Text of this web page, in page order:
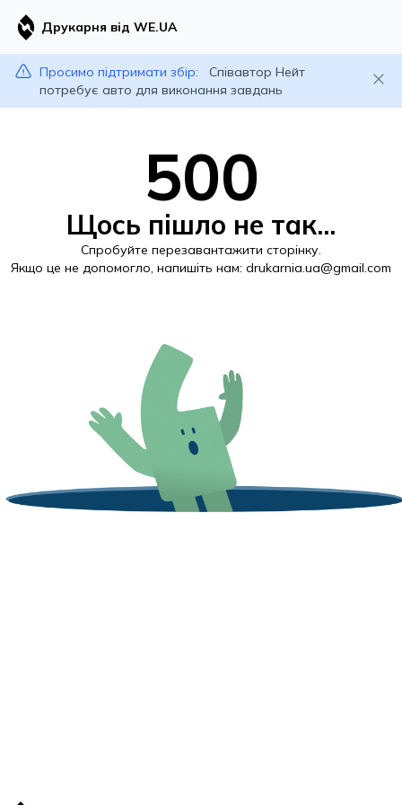
Друкарня від WE.UA
Просимо підтримати збір:
Співавтор Нейт
потребує авто для виконання завдань
500
Щось пішло не так...
Спробуйте перезавантажити сторінку.
Якщо це не допомогло, напишіть нам: drukarnia.ua@gmail.com